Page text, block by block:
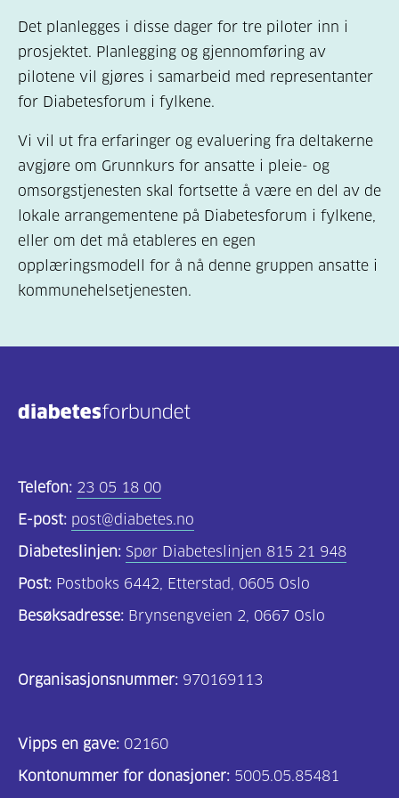
Det planlegges i disse dager for tre piloter inn i
prosjektet. Planlegging og gjennomføring av
pilotene vil gjøres i samarbeid med representanter
for Diabetesforum i fylkene.
Vi vil ut fra erfaringer og evaluering fra deltakerne
avgjøre om Grunnkurs for ansatte i pleie- og
omsorgstjenesten skal fortsette å være en del av de
lokale arrangementene på Diabetesforum i fylkene,
eller om det må etableres en egen
opplæringsmodell for å nå denne gruppen ansatte i
kommunehelsetjenesten.
Telefon: 23 05 18 00
E-post: post@diabetes.no
Diabeteslinjen: Spør Diabeteslinjen 815 21 948
Post: Postboks 6442, Etterstad, 0605 Oslo
Besøksadresse: Brynsengveien 2, 0667 Oslo
Organisasjonsnummer: 970169113
Vipps en gave: 02160
Kontonummer for donasjoner: 5005.05.85481